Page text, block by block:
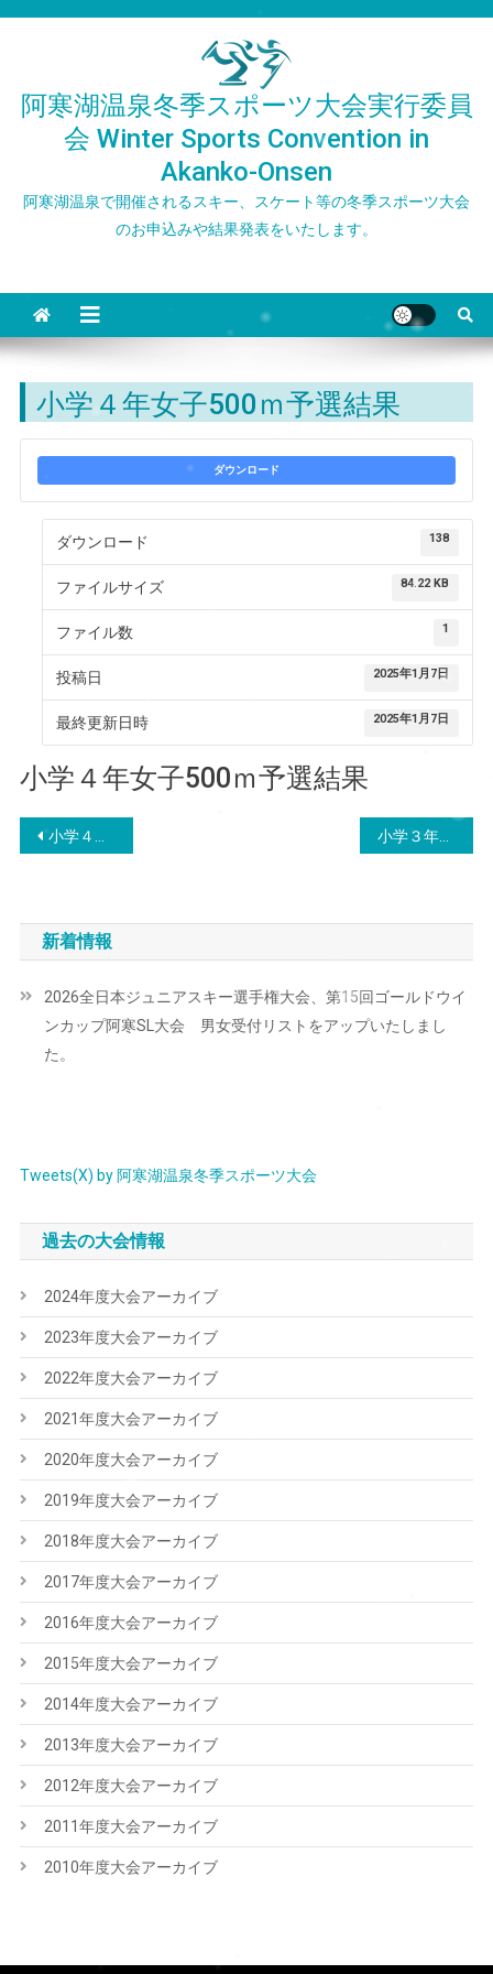
阿寒湖温泉冬季スポーツ大会実行委員
会 Winter Sports Convention in
Akanko-Onsen
阿寒湖温泉で開催されるスキー、スケート等の冬季スポーツ大会
のお申込みや結果発表をいたします。
小学４年女子500ｍ予選結果
ダウンロード
ダウンロード 138
ファイルサイズ 84.22 KB
ファイル数 1
投稿日 2025年1月7日
最終更新日時 2025年1月7日
小学４年女子500ｍ予選結果
投
ナ
ビ
ゲ
ー
ン
小学４年生男子500ｍ予選結果
新着情報
2026全日本ジュニアスキー選手権大会、第15回ゴールドウイ
ンカップ阿寒SL大会 男女受付リストをアップいたしまし
た。
Tweets(X) by 阿寒湖温泉冬季スポーツ大会
過去の大会情報
2024年度大会アーカイブ
2023年度大会アーカイブ
2022年度大会アーカイブ
2021年度大会アーカイブ
2020年度大会アーカイブ
2019年度大会アーカイブ
2018年度大会アーカイブ
2017年度大会アーカイブ
2016年度大会アーカイブ
2015年度大会アーカイブ
2014年度大会アーカイブ
2013年度大会アーカイブ
2012年度大会アーカイブ
2011年度大会アーカイブ
2010年度大会アーカイブ